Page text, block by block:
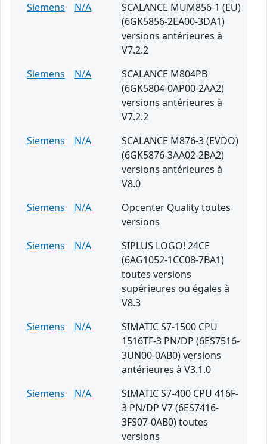
Siemens
N/A
SCALANCE MUM856-1 (EU)
(6GK5856-2EA00-3DA1)
versions antérieures à
V7.2.2
Siemens
N/A
SCALANCE M804PB
(6GK5804-0AP00-2AA2)
versions antérieures à
V7.2.2
Siemens
N/A
SCALANCE M876-3 (EVDO)
(6GK5876-3AA02-2BA2)
versions antérieures à
V8.0
Siemens
N/A
Opcenter Quality toutes
versions
Siemens
N/A
SIPLUS LOGO! 24CE
(6AG1052-1CC08-7BA1)
toutes versions
supérieures ou égales à
V8.3
Siemens
N/A
SIMATIC S7-1500 CPU
1516TF-3 PN/DP (6ES7516-
3UN00-0AB0) versions
antérieures à V3.1.0
Siemens
N/A
SIMATIC S7-400 CPU 416F-
3 PN/DP V7 (6ES7416-
3FS07-0AB0) toutes
versions